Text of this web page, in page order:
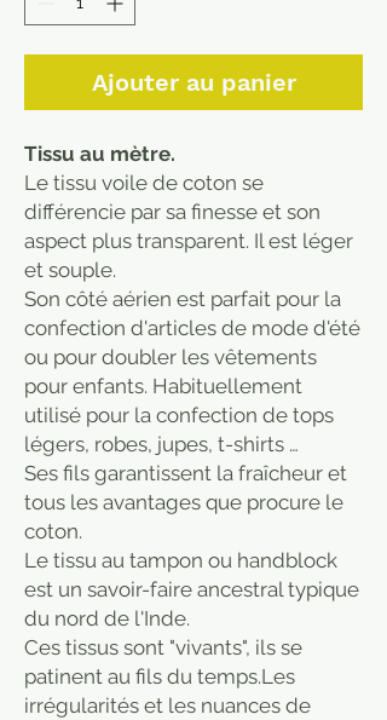
Ajouter au panier
Tissu au mètre.
Le tissu voile de coton se
différencie par sa finesse et son
aspect plus transparent. Il est léger
et souple.
Son côté aérien est parfait pour la
confection d'articles de mode d'été
ou pour doubler les vêtements
pour enfants. Habituellement
utilisé pour la confection de tops
légers, robes, jupes, t-shirts …
Ses fils garantissent la fraîcheur et
tous les avantages que procure le
coton.
Le tissu au tampon ou handblock
est un savoir-faire ancestral typique
du nord de l'Inde.
Ces tissus sont "vivants", ils se
patinent au fils du temps.Les
irrégularités et les nuances de